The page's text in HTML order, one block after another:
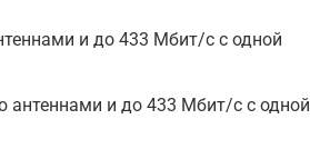
и до 433 Мбит/с с одной
антеннами и до 433 Мбит/с с одной